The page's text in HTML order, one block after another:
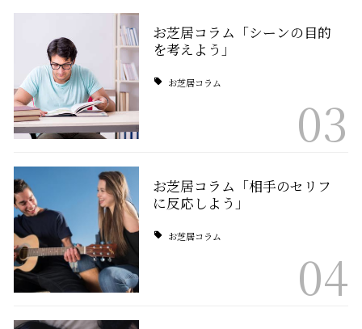
お芝居コラム「シーンの目的
を考えよう」
お芝居コラム
03
お芝居コラム「相手のセリフ
に反応しよう」
お芝居コラム
04